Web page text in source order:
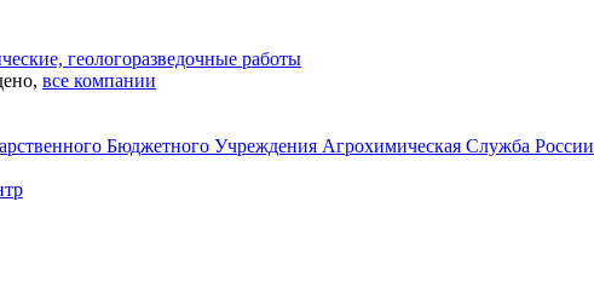
геологоразведочные работы
все компании
Бюджетного Учреждения Агрохимическая Служба России